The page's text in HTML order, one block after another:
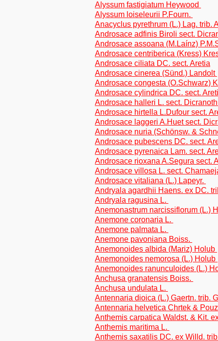
Alyssum fastigiatum Heywood
Alyssum loiseleurii P.Fourn.
Anacyclus pyrethrum (L.) Lag. trib.
Androsace adfinis Biroli sect.
Androsace assoana (M.Laínz)
Androsace centriberica (Kress)
Androsace ciliata DC. sect. Aretia
Androsace cinerea (Sünd.) Landolt
Androsace congesta (O.Schwarz)
Androsace cylindrica DC. sect.
Androsace halleri L. sect.
Androsace hirtella L.Dufour sect.
Androsace laggeri A.Huet sect.
Androsace nuria (Schönsw. &
Androsace pubescens DC. sect.
Androsace pyrenaica Lam. sect.
Androsace rioxana A.Segura sect.
Androsace villosa L. sect.
Androsace vitaliana (L.) Lapeyr.
Andryala agardhii Haens. ex DC.
Andryala ragusina L.
Anemonastrum narcissiflorum (L.)
Anemone coronaria L.
Anemone palmata L.
Anemone pavoniana Boiss.
Anemonoides albida (Mariz) Holub
Anemonoides nemorosa (L.) Holub
Anemonoides ranunculoides (L.)
Anchusa granatensis Boiss.
Anchusa undulata L.
Antennaria dioica (L.) Gaertn. trib.
Antennaria helvetica Chrtek &
Anthemis carpatica Waldst. & Kit.
Anthemis maritima L.
Anthemis saxatilis DC. ex Willd.